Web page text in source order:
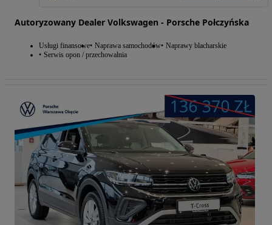
Autoryzowany Dealer Volkswagen - Porsche Połczyńska
Usługi finansowe Naprawa samochodów Naprawy blacharskie
Serwis opon / przechowalnia